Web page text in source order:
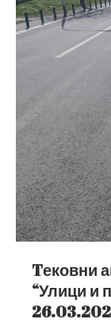
Tековни
“Улици и